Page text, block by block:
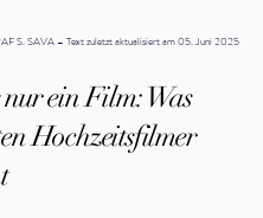
S. SAVA – Text zuletzt aktualisiert am 05. Juni 2025
ein Film: Was
Hochzeitsfilmer